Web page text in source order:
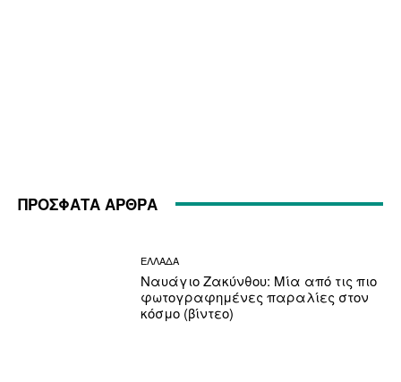
ΠΡΟΣΦΑΤΑ ΑΡΘΡΑ
ΕΛΛΑΔΑ
Ναυάγιο Ζακύνθου: Μία από τις πιο
φωτογραφημένες παραλίες στον
κόσμο (βίντεο)